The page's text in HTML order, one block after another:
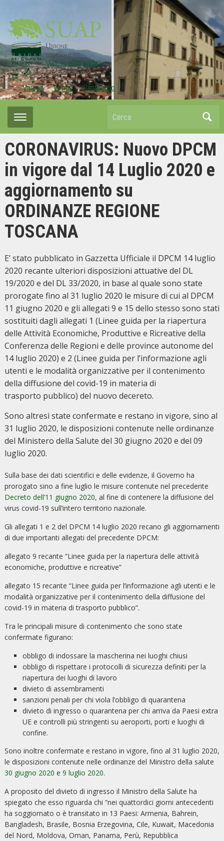
Vaiano Vernio Cantagallo
Cerca
CORONAVIRUS: Nuovo DPCM
in vigore dal 14 Luglio 2020 e
aggiornamento su
ORDINANZE REGIONE
TOSCANA
E’ stato pubblicato in Gazzetta Ufficiale il DPCM 14 luglio
2020 recante ulteriori disposizioni attuative del DL
19/2020 e del DL 33/2020, in base al quale sono state
prorogate fino al 31 luglio 2020 le misure di cui al DPCM
11 giugno 2020 e gli allegati 9 e 15 dello stesso sono stati
sostituiti dagli allegati 1 (Linee guida per la riapertura
delle Attività Economiche, Produttive e Ricreative della
Conferenza delle Regioni e delle province autonome del
14 luglio 2020) e 2 (Linee guida per l’informazione agli
utenti e le modalità organizzative per il contenimento
della diffusione del covid-19 in materia di
trasporto pubblico) del nuovo decereto.
Sono altresì state confermate e restano in vigore, sino al
31 luglio 2020, le disposizioni contenute nelle ordinanze
del Ministero della Salute del 30 giugno 2020 e del 09
luglio 2020.
Sulla base dei dati scientifici e delle evidenze, il Governo ha
prorogato sino a fine luglio le misure contenute nel precedente
Decreto dell’11 giugno 2020, al fine di contenere la diffusione del
virus covid-19 sull’intero territorio nazionale.
Gli allegati 1 e 2 del DPCM 14 luglio 2020 recano gli aggiornamenti
di due importanti allegati del precedente DPCM:
allegato 9 recante “Linee guida per la riapertura delle attività
economiche, produttive e ricreative”
allegato 15 recante “Linee guida per l’informazione agli utenti e le
modalità organizzative per il contenimento della diffusione del
covid-19 in materia di trasporto pubblico”.
Tra le principali misure di contenimento che sono state
confermate figurano:
obbligo di indossare la mascherina nei luoghi chiusi
obbligo di rispettare i protocolli di sicurezza definiti per la
riapertura dei luoghi di lavoro
divieto di assembramenti
sanzioni penali per chi viola l’obbligo di quarantena
divieto di ingresso o quarantena per chi arriva da Paesi extra
UE e controlli più stringenti su aeroporti, porti e luoghi di
confine.
Sono inoltre confermate e restano in vigore, fino al 31 luglio 2020,
le disposizioni contenute nelle ordinanze del Ministro della salute
30 giugno 2020 e 9 luglio 2020.
A proposito del divieto di ingresso il Ministro della Salute ha
spiegato che esso riguarda chi “nei quattordici giorni antecedenti
ha soggiornato o è transitato in 13 Paesi: Armenia, Bahrein,
Bangladesh, Brasile, Bosnia Erzegovina, Cile, Kuwait, Macedonia
del Nord, Moldova, Oman, Panama, Perù, Repubblica